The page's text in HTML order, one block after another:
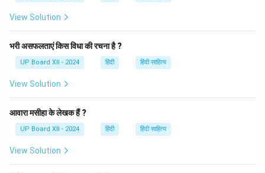
View Solution
भरी असफलताएं किस विधा की रचना है ?
UP Board XII - 2024 हिंदी हिंदी साहित्य
View Solution
आवारा मसीहा के लेखक हैं ?
UP Board XII - 2024 हिंदी हिंदी साहित्य
View Solution